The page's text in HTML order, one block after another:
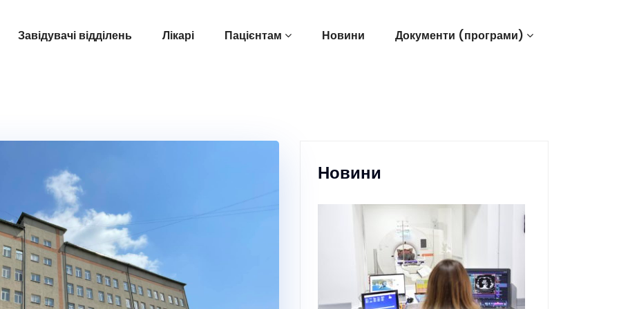
Завідувачі відділень Лікарі Пацієнтам Новини Документи (програми)
Новини